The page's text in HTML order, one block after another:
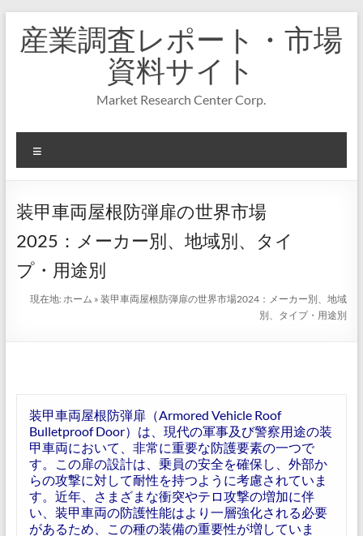
キ
プ
産業調査レポート・市場
資料サイト
Market Research Center Corp.
ニ
ー
装甲車両屋根防弾扉の世界市場
2025：メーカー別、地域別、タイ
プ・用途別
現在地:ホーム »装甲車両屋根防弾扉の世界市場2024：メーカー別、地域
別、タイプ・用途別
装甲車両屋根防弾扉（Armored Vehicle Roof
Bulletproof Door）は、現代の軍事及び警察用途の装
甲車両において、非常に重要な防護要素の一つで
す。この扉の設計は、乗員の安全を確保し、外部か
らの攻撃に対して耐性を持つように考慮されていま
す。近年、さまざまな衝突やテロ攻撃の増加に伴
い、装甲車両の防護性能はより一層強化される必要
があるため、この種の装備の重要性が増していま